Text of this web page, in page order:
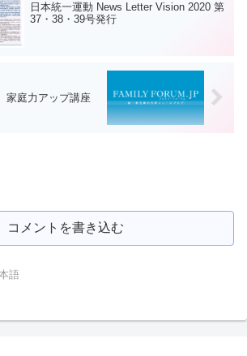
日本統一運動 News Letter Vision 2020 第
37・38・39号発行
家庭力アップ講座
コメントを書き込む
語